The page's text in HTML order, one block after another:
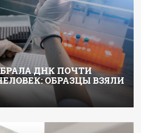
ДНК ПОЧТИ
ОБРАЗЦЫ ВЗЯЛИ